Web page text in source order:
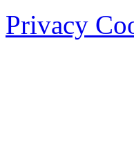
Privacy